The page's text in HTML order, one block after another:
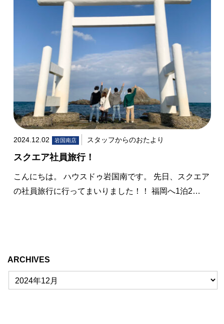
2024.12.02 岩国南店 スタッフからのおたより
スクエア社員旅行！
こんにちは。 ハウスドゥ岩国南です。 先日、スクエア
の社員旅行に行ってまいりました！！ 福岡へ1泊2…
ARCHIVES